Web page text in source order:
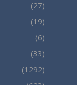
(27)
(19)
(6)
(33)
(1292)